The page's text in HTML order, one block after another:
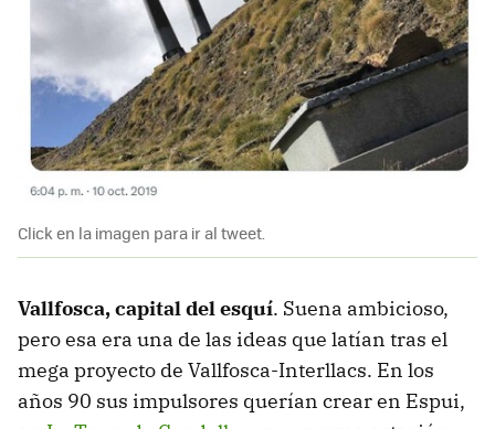
Click en la imagen para ir al tweet.
Vallfosca, capital del esquí. Suena ambicioso,
pero esa era una de las ideas que latían tras el
mega proyecto de Vallfosca-Interllacs. En los
años 90 sus impulsores querían crear en Espui,